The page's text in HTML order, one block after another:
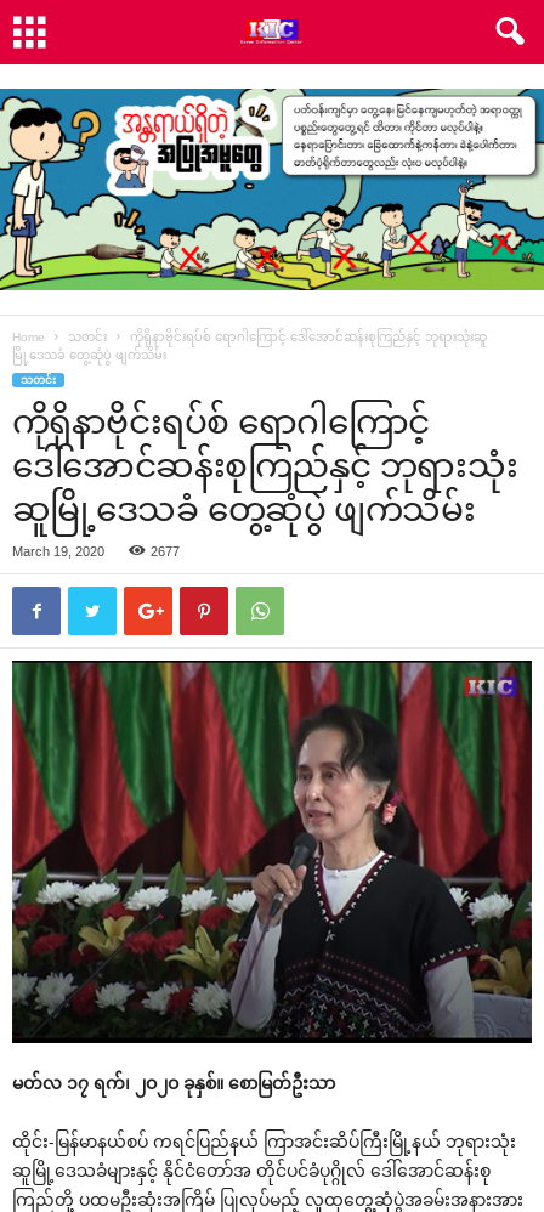
Home သတင်း
ကိုရိုနာဗိုင်းရပ်စ် ‌ရောဂါ‌ကြောင့် ‌ဒေါ်‌အောင်ဆန်းစုကြည်နှင့် ဘုရားသုံးဆူ
မြို့‌ဒေသခံ ‌တွေ့ဆုံပွဲ ဖျက်သိမ်း
သတင်း
ကိုရိုနာဗိုင်းရပ်စ် ‌ရောဂါ‌ကြောင့်
‌ဒေါ်‌အောင်ဆန်းစုကြည်နှင့် ဘုရားသုံး
ဆူမြို့‌ဒေသခံ ‌တွေ့ဆုံပွဲ ဖျက်သိမ်း
March 19, 2020 2677
မတ်လ ၁၇ ရက်၊ ၂ဝ၂ဝ ခုနှစ်။ ‌စောမြတ်ဦးသာ
ထိုင်း-မြန်မာနယ်စပ် ကရင်ပြည်နယ် ကြာအင်းဆိပ်ကြီးမြို့နယ် ဘုရားသုံး
ဆူမြို့‌ဒေသခံများနှင့် နိုင်ငံ‌တော်အ တိုင်ပင်ခံပုဂ္ဂိုလ် ‌ဒေါ်‌အောင်ဆန်းစု
ကြည်တို့ ပထမဦးဆုံးအကြိမ် ပြုလုပ်မည့် လူထု‌တွေ့ဆုံပွဲအခမ်းအနားအား